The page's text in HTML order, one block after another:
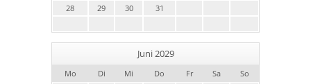
28
29 30 31
Juni 2029
Mo Di Mi Do Fr Sa
So